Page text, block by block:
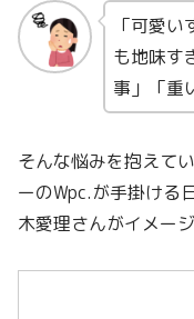
「可愛
も地味す
事」「重
そんな悩みを抱えて
ーのWpc.が手掛ける
木愛理さんがイメー